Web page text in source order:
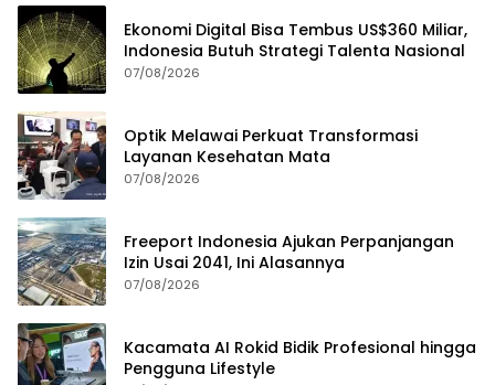
Ekonomi Digital Bisa Tembus US$360 Miliar,
Indonesia Butuh Strategi Talenta Nasional
07/08/2026
Optik Melawai Perkuat Transformasi
Layanan Kesehatan Mata
07/08/2026
Freeport Indonesia Ajukan Perpanjangan
Izin Usai 2041, Ini Alasannya
07/08/2026
Kacamata AI Rokid Bidik Profesional hingga
Pengguna Lifestyle